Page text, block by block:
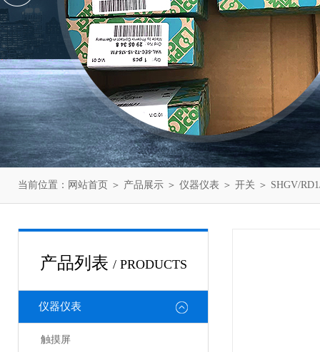
当前位置： 网站首页 ＞ 产品展示 ＞ 仪器仪表 ＞ 开关 ＞ SHGV/
产品列表 / PRODUCTS
仪器仪表
触摸屏